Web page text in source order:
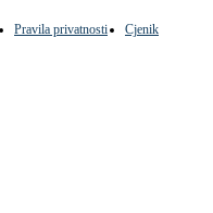
Pravila privatnosti
Cjenik